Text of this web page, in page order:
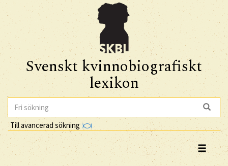
Svenskt kvinnobiografiskt
lexikon
Till avancerad sökning